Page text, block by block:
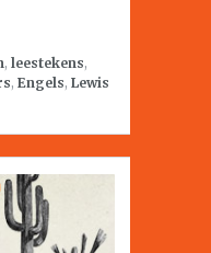
, leestekens,
, Engels, Lewis